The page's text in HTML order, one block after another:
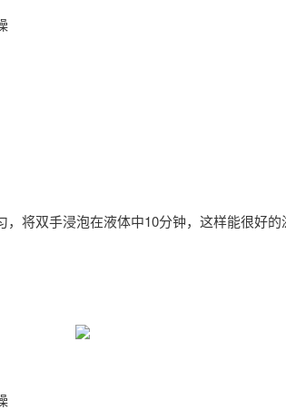
，将双手浸泡在液体中10分钟，这样能很好的